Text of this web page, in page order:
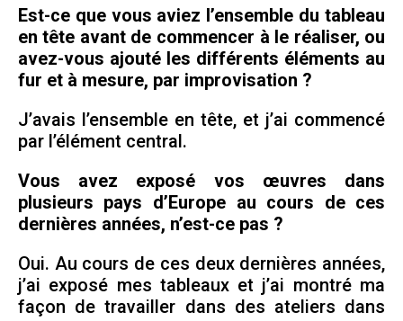
Est-ce que vous aviez l’ensemble du tableau
en tête avant de commencer à le réaliser, ou
avez-vous ajouté les différents éléments au
fur et à mesure, par improvisation ?
J’avais l’ensemble en tête, et j’ai commencé
par l’élément central.
Vous avez exposé vos œuvres dans
plusieurs pays d’Europe au cours de ces
dernières années, n’est-ce pas ?
Oui. Au cours de ces deux dernières années,
j’ai exposé mes tableaux et j’ai montré ma
façon de travailler dans des ateliers dans